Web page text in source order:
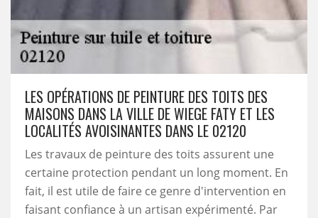
LES OPÉRATIONS DE PEINTURE DES TOITS DES
MAISONS DANS LA VILLE DE WIEGE FATY ET LES
LOCALITÉS AVOISINANTES DANS LE 02120
Les travaux de peinture des toits assurent une
certaine protection pendant un long moment. En
fait, il est utile de faire ce genre d'intervention en
faisant confiance à un artisan expérimenté. Par